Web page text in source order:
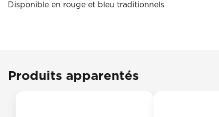
Disponible en rouge et bleu traditionnels
Produits apparentés